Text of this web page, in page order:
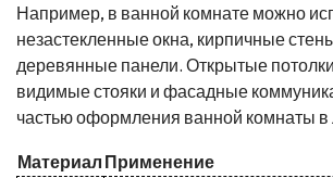
Например, в ванной комнате можно
незастекленные окна, кирпичные
деревянные панели. Открытые
видимые стояки и фасадные
частью оформления ванной комнаты
Материал Применение